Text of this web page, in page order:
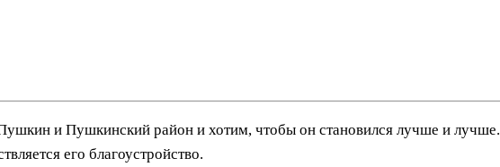
и Пушкинский район и хотим, чтобы он становился лучше и лучше.
его благоустройство.